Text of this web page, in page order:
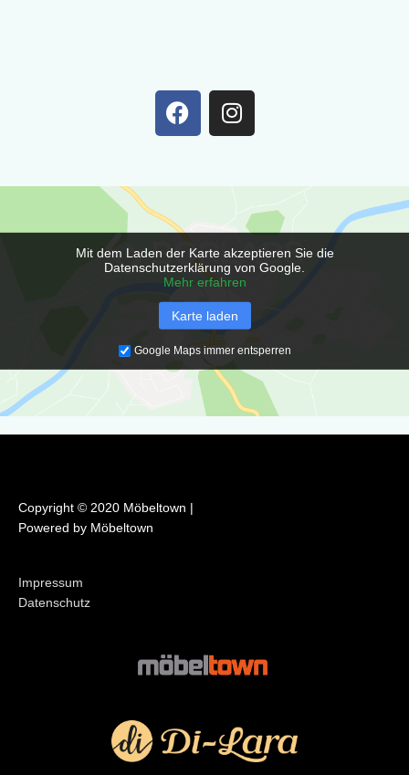
F
a
o
k
I
n
r
a
m
Mit dem Laden der Karte akzeptieren Sie die
Datenschutzerklärung von Google.
Mehr erfahren
Karte laden
Google Maps immer entsperren
Copyright © 2020 Möbeltown |
Powered by Möbeltown
Impressum
Datenschutz